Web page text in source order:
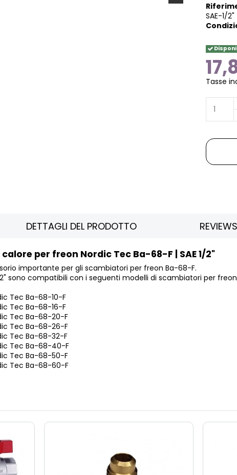
SAE-1/2"
Tasse
DETTAGLI DEL PRODOTTO REVIEWS
per freon Nordic Tec Ba-68-F | SAE 1/2"
importante per gli scambiatori per freon Ba-68-F.
sono compatibili con i seguenti modelli di scambiatori per
Tec Ba-68-10-F
Tec Ba-68-16-F
Tec Ba-68-20-F
Tec Ba-68-26-F
Tec Ba-68-32-F
Tec Ba-68-40-F
Tec Ba-68-50-F
Tec Ba-68-60-F